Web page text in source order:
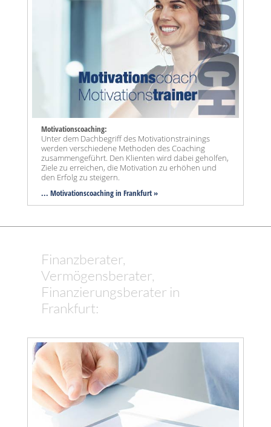
Motivationscoaching:
Unter dem Dachbegriff des Motivationstrainings
werden verschiedene Methoden des Coaching
zusammengeführt. Den Klienten wird dabei geholfen,
Ziele zu erreichen, die Motivation zu erhöhen und
den Erfolg zu steigern.
... Motivationscoaching in Frankfurt »
Finanzberater,
Vermögensberater,
Finanzierungsberater in
Frankfurt: